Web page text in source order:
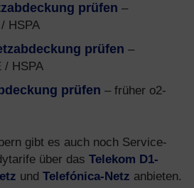
prüfen –
HSPA
prüfen –
/ HSPA
prüfen – früher o2-
gibt es auch noch Service-
über das Telekom D1-
und Telefónica-Netz anbieten.